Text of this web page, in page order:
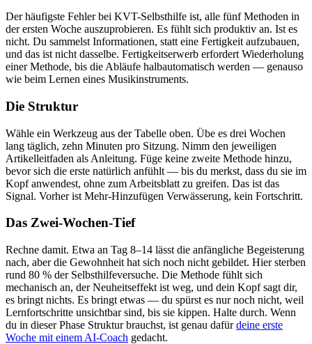
Der häufigste Fehler bei KVT-Selbsthilfe ist, alle fünf Methoden in
der ersten Woche auszuprobieren. Es fühlt sich produktiv an. Ist es
nicht. Du sammelst Informationen, statt eine Fertigkeit aufzubauen,
und das ist nicht dasselbe. Fertigkeitserwerb erfordert Wiederholung
einer Methode, bis die Abläufe halbautomatisch werden — genauso
wie beim Lernen eines Musikinstruments.
Die Struktur
Wähle ein Werkzeug aus der Tabelle oben. Übe es drei Wochen
lang täglich, zehn Minuten pro Sitzung. Nimm den jeweiligen
Artikelleitfaden als Anleitung. Füge keine zweite Methode hinzu,
bevor sich die erste natürlich anfühlt — bis du merkst, dass du sie im
Kopf anwendest, ohne zum Arbeitsblatt zu greifen. Das ist das
Signal. Vorher ist Mehr-Hinzufügen Verwässerung, kein Fortschritt.
Das Zwei-Wochen-Tief
Rechne damit. Etwa an Tag 8–14 lässt die anfängliche Begeisterung
nach, aber die Gewohnheit hat sich noch nicht gebildet. Hier sterben
rund 80 % der Selbsthilfeversuche. Die Methode fühlt sich
mechanisch an, der Neuheitseffekt ist weg, und dein Kopf sagt dir,
es bringt nichts. Es bringt etwas — du spürst es nur noch nicht, weil
Lernfortschritte unsichtbar sind, bis sie kippen. Halte durch. Wenn
du in dieser Phase Struktur brauchst, ist genau dafürdeine erste
Woche mit einem AI-Coach gedacht.